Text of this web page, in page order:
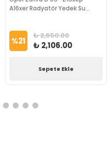
A16xer Radyatör Yedek Su
%21 ₺ 2,650.00
₺ 2,106.00
Sepete Ekle